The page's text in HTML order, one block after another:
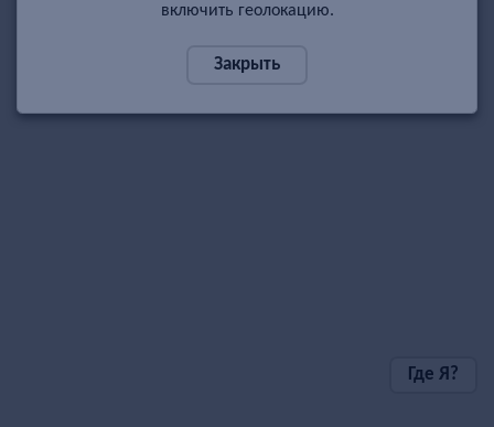
Где Я?
включить геолокацию.
Закрыть